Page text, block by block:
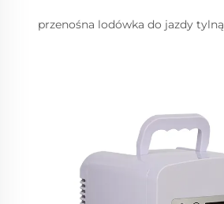
przenośna lodówka do jazdy tylną